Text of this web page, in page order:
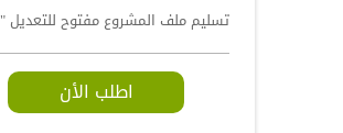
تسليم ملف المشروع مفتوح للتعديل "Word"
اطلب الأن